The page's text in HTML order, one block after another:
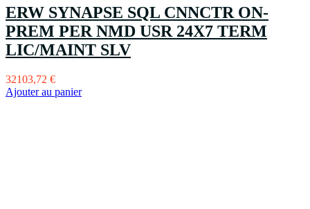
ERW SYNAPSE SQL CNNCTR ON-
PREM PER NMD USR 24X7 TERM
LIC/MAINT SLV
32103,72 €
Ajouter au panier